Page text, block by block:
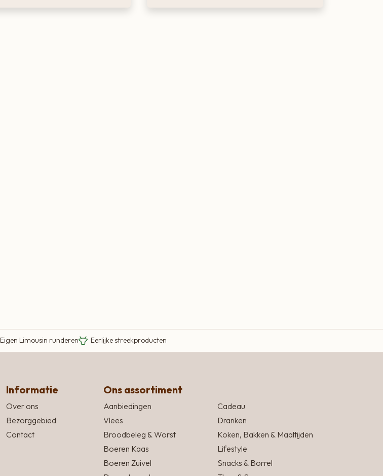
Eigen Limousin runderen Eerlijke streekproducten
Informatie
Over ons
Bezorggebied
Contact
Ons assortiment
Aanbiedingen
Vlees
Broodbeleg & Worst
Boeren Kaas
Boeren Zuivel
Cadeau
Dranken
Koken, Bakken & Maaltijden
Lifestyle
Snacks & Borrel